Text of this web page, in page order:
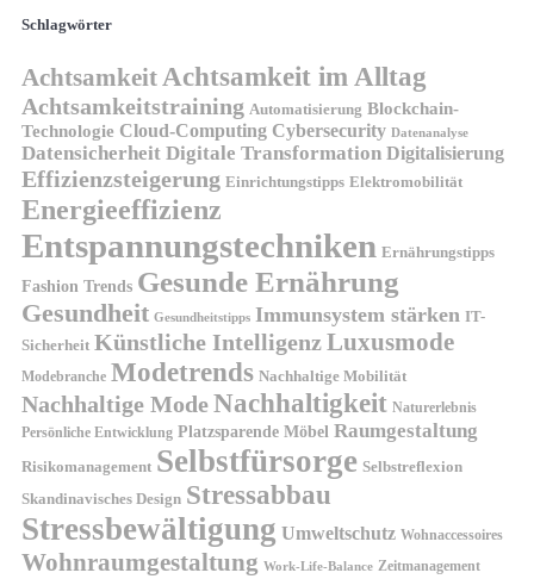
Schlagwörter
AchtsamkeitAchtsamkeit im Alltag
Achtsamkeitstraining Automatisierung Blockchain-
Technologie Cloud-Computing Cybersecurity Datenanalyse
Datensicherheit Digitale Transformation Digitalisierung
Effizienzsteigerung Einrichtungstipps Elektromobilität
Energieeffizienz
Entspannungstechniken Ernährungstipps
Fashion Trends Gesunde Ernährung
Gesundheit Gesundheitstipps Immunsystem stärken IT-
Sicherheit Künstliche IntelligenzLuxusmode
Modebranche Modetrends Nachhaltige Mobilität
Nachhaltige ModeNachhaltigkeit Naturerlebnis
Persönliche Entwicklung Platzsparende Möbel Raumgestaltung
Risikomanagement Selbstfürsorge Selbstreflexion
Skandinavisches Design Stressabbau
Stressbewältigung Umweltschutz Wohnaccessoires
Wohnraumgestaltung Work-Life-Balance Zeitmanagement